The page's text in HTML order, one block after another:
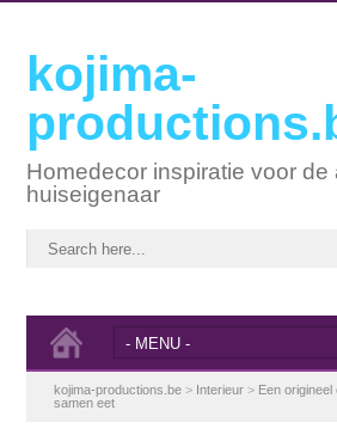
kojima-
Homedecor inspiratie voor de
huiseigenaar
kojima-productions.be > Interieur > Een
samen eet